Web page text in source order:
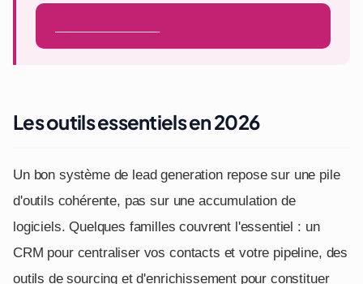
Les outils essentiels en 2026
Un bon système de lead generation repose sur une pile
d'outils cohérente, pas sur une accumulation de
logiciels. Quelques familles couvrent l'essentiel : un
CRM pour centraliser vos contacts et votre pipeline, des
outils de sourcing et d'enrichissement pour constituer